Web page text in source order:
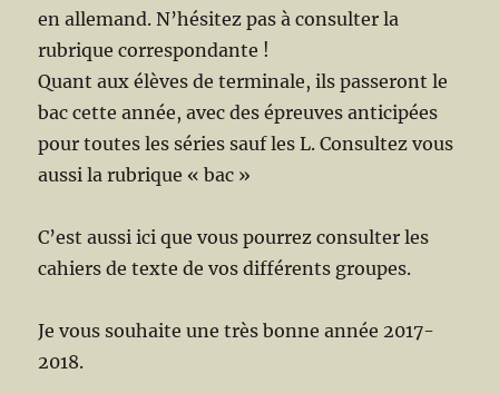
en allemand. N’hésitez pas à consulter la
rubrique correspondante !
Quant aux élèves de terminale, ils passeront le
bac cette année, avec des épreuves anticipées
pour toutes les séries sauf les L. Consultez vous
aussi la rubrique « bac »
C’est aussi ici que vous pourrez consulter les
cahiers de texte de vos différents groupes.
Je vous souhaite une très bonne année 2017-
2018.